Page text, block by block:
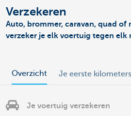
Verzekeren
Auto, brommer, caravan, quad of
verzeker je elk voertuig tegen elk
Overzicht Je eerste kilometers
Je voertuig verzekeren